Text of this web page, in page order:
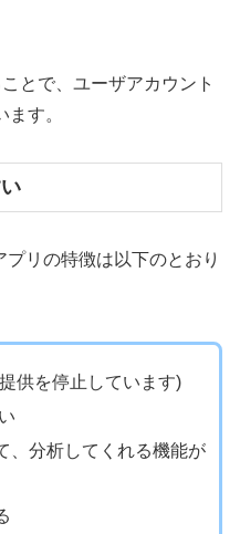
とで、ユーザアカウント
す。
リの特徴は以下のとおり
供を停止しています)
、分析してくれる機能が